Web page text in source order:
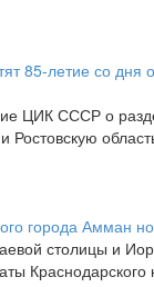
85-летие со дня
ЦИК СССР о
Ростовскую
города Амман
столицы и
Краснодарского